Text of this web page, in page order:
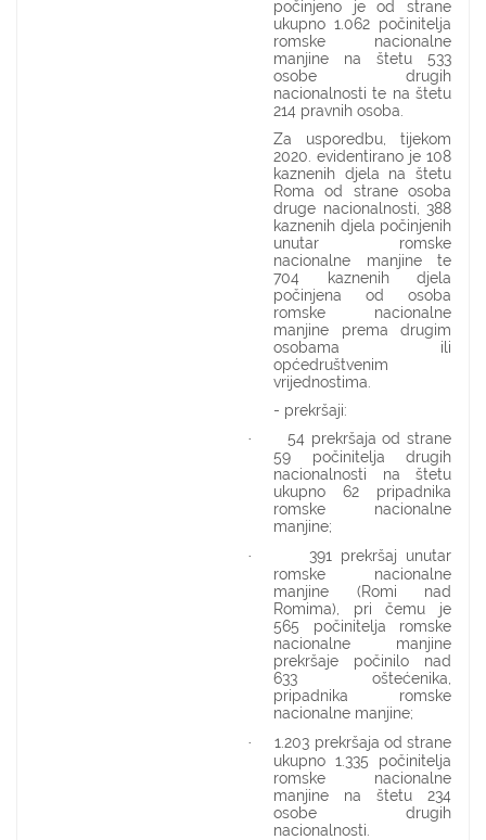
počinjeno je od strane
ukupno 1.062 počinitelja
romske nacionalne
manjine na štetu 533
osobe drugih
nacionalnosti te na štetu
214 pravnih osoba.
Za usporedbu, tijekom
2020. evidentirano je 108
kaznenih djela na štetu
Roma od strane osoba
druge nacionalnosti, 388
kaznenih djela počinjenih
unutar romske
nacionalne manjine te
704 kaznenih djela
počinjena od osoba
romske nacionalne
manjine prema drugim
osobama ili
općedruštvenim
vrijednostima.
- prekršaji:
·
54 prekršaja od strane
59 počinitelja drugih
nacionalnosti na štetu
ukupno 62 pripadnika
romske nacionalne
manjine;
·
391 prekršaj unutar
romske nacionalne
manjine (Romi nad
Romima), pri čemu je
565 počinitelja romske
nacionalne manjine
prekršaje počinilo nad
633 oštećenika,
pripadnika romske
nacionalne manjine;
·
1.203 prekršaja od strane
ukupno 1.335 počinitelja
romske nacionalne
manjine na štetu 234
osobe drugih
nacionalnosti.